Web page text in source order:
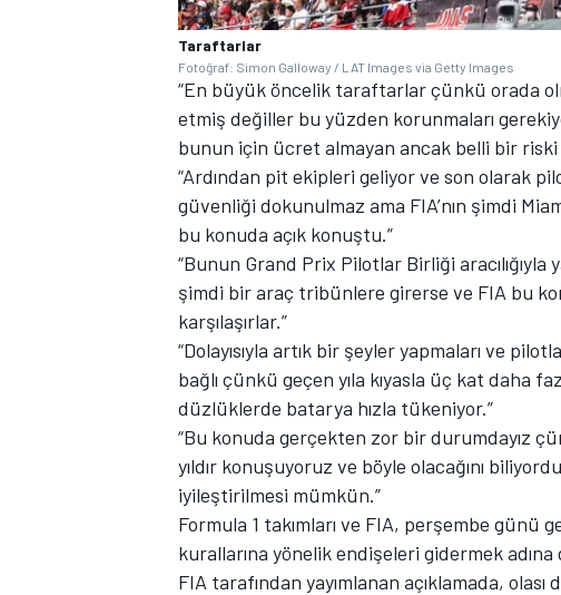
MOTOSİKLET
Taraftarlar
Fotoğraf: Simon Galloway / LAT Images via Getty Images
“En büyük öncelik taraftarlar çünkü orada
etmiş değiller bu yüzden korunmaları
bunun için ücret almayan ancak belli bir riski
“Ardından pit ekipleri geliyor ve son olarak
güvenliği dokunulmaz ama FIA’nın şimdi
bu konuda açık konuştu.”
“Bunun Grand Prix Pilotlar Birliği
şimdi bir araç tribünlere girerse ve FIA bu
karşılaşırlar.”
“Dolayısıyla artık bir şeyler yapmaları ve
bağlı çünkü geçen yıla kıyasla üç kat
düzlüklerde batarya hızla tükeniyor.”
“Bu konuda gerçekten zor bir durumdayız
yıldır konuşuyoruz ve böyle olacağını
iyileştirilmesi mümkün.”
Formula 1 takımları ve FIA, perşembe
kurallarına yönelik endişeleri gidermek
FIA tarafından yayımlanan açıklamada,